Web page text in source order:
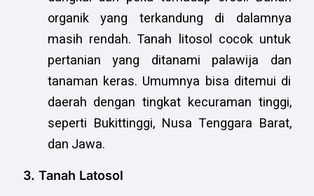
organik yang terkandung di dalamnya
masih rendah. Tanah litosol cocok untuk
pertanian yang ditanami palawija dan
tanaman keras. Umumnya bisa ditemui di
daerah dengan tingkat kecuraman tinggi,
seperti Bukittinggi, Nusa Tenggara Barat,
dan Jawa.
3. Tanah Latosol